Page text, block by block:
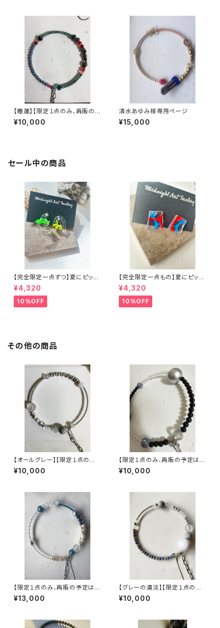
【睡蓮】【限定１点のみ、再販の予
定はありません】ヴィンテージパ
ーツで作った丸型3wayネック
¥10,000
清水あゆみ様専用ページ
¥15,000
セール中の商品
【完全限定一点ずつ】夏にピッタ
リウネウネアシンメトリーピアス
¥4,320
10%OFF
【完全限定一点もの】夏にピッタ
リアクリルアートピアス
¥4,320
10%OFF
その他の商品
【オールグレー】【限定１点のみ、
再販の予定はありません】ヴィン
テージパーツで作った丸型3wa
¥10,000
【限定１点のみ、再販の予定はあ
りません】ヴィンテージパーツで
作った丸型3wayネックレス【3
¥10,000
【限定１点のみ、再販の予定はあ
りません】ヴィンテージパーツで
作った丸型3wayネックレス【3
¥13,000
【グレーの濃淡】【限定１点のみ、
再販の予定はありません】ヴィン
テージパーツで作った丸型3wa
¥10,000